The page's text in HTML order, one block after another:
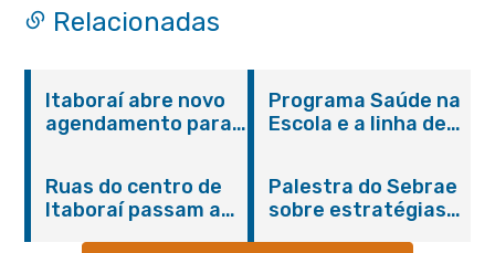
Relacionadas
Itaboraí abre novo
agendamento para
Programa Saúde na
Escola e a linha de
promovem
conscientização
sobre hanseníase
Ruas do centro de
Itaboraí passam a
Palestra do Sebrae
sobre estratégias